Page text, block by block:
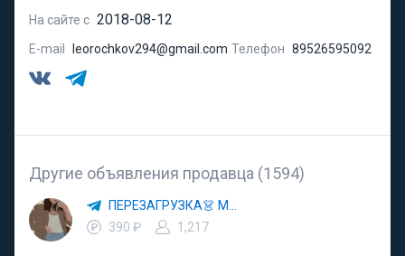
На сайте с 2018-08-12
E-mail leorochkov294@gmail.com Телефон 89526595092
Другие объявления продавца (1594)
390 ₽
1,217